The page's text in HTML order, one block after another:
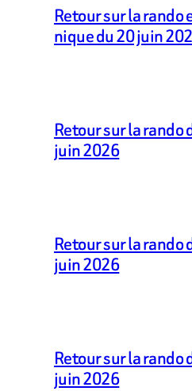
Retour sur la rando
nique du 20 juin
Retour sur la rando
juin 2026
Retour sur la rando
juin 2026
Retour sur la rando
juin 2026